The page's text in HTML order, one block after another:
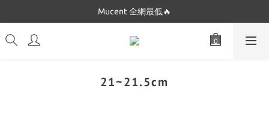
Dickies 最低$280起🔥
Mucent 全網最低🔥
Dickies 最低$280起🔥
21~21.5cm